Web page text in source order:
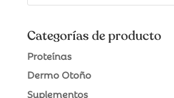
Categorías de producto
Proteínas
Dermo Otoño
Suplementos